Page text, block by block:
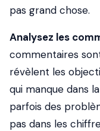
pas grand chose.
Analysez les
commentaires
révèlent les
qui manque dans
parfois des
pas dans les